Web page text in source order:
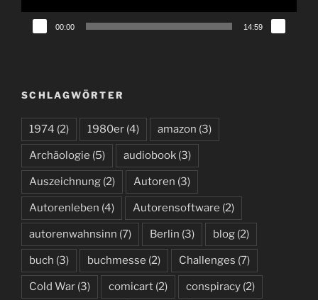
00:00 14:59
SCHLAGWÖRTER
1974 (2) 1980er (4) amazon (3)
Archäologie (5) audiobook (3)
Auszeichnung (2) Autoren (3)
Autorenleben (4) Autorensoftware (2)
autorenwahnsinn (7) Berlin (3) blog (2)
buch (3) buchmesse (2) Challenges (7)
Cold War (3) comicart (2) conspiracy (2)